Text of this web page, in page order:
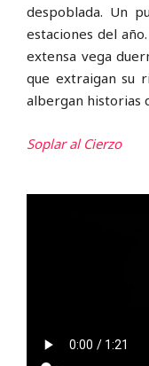
despoblada. Un
estaciones del
extensa vega
que extraigan su
albergan historias
Soplar al Cierzo